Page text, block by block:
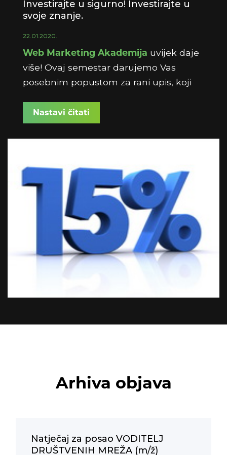
Investirajte u sigurno! Investirajte u
svoje znanje.
22.01.2020.
Web Marketing Akademija uvijek daje
više! Ovaj semestar darujemo Vas
posebnim popustom za rani upis, koji
cjelokupni program Web Marketing
Akademije.
Nastavi čitati
Arhiva objava
Natječaj za posao VODITELJ
DRUŠTVENIH MREŽA (m/ž)